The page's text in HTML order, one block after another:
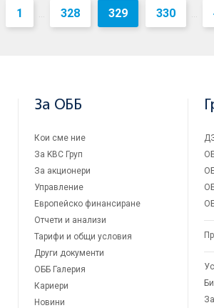
1 ... 328 329 330 ...
За ОББ
Кои сме ние
За KBC Груп
За акционери
Управление
Европейско финансиране
Отчети и анализи
Тарифи и общи условия
Други документи
ОББ Галерия
Кариери
Новини